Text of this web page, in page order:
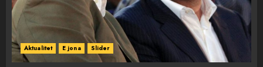
Aktualitet E jona Slider